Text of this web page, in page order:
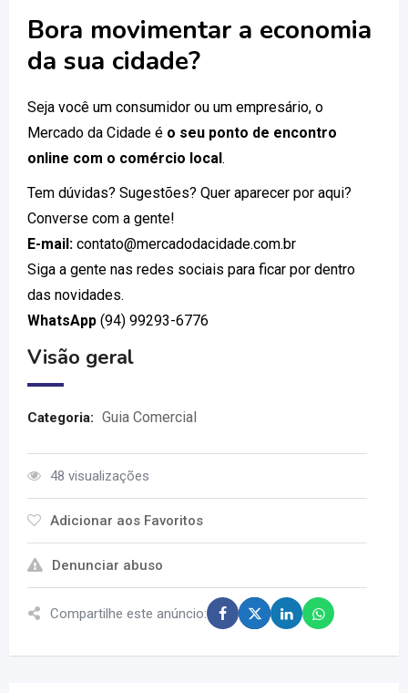
Bora movimentar a economia
da sua cidade?
Seja você um consumidor ou um empresário, o
Mercado da Cidade é o seu ponto de encontro
online com o comércio local.
Tem dúvidas? Sugestões? Quer aparecer por aqui?
Converse com a gente!
E-mail: contato@mercadodacidade.com.br
Siga a gente nas redes sociais para ficar por dentro
das novidades.
WhatsApp (94) 99293-6776
Visão geral
Categoria: Guia Comercial
48 visualizações
Adicionar aos Favoritos
Denunciar abuso
Compartilhe este anúncio: